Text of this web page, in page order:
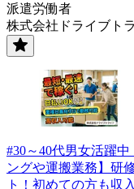
派遣労働者
株式会社ドライブト
#30～40代男女活躍
ングや運搬業務】研
ト！初めての方も収